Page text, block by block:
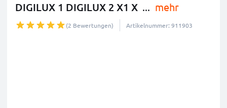
DIGILUX 1 DIGILUX 2 X1 X ... mehr
(2 Bewertungen) Artikelnummer: 911903